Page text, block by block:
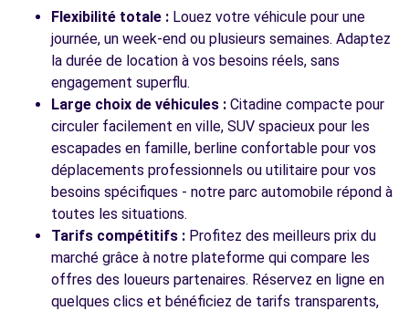
Voir toutes les agences
Flexibilité totale : Louez votre véhicule pour une
journée, un week-end ou plusieurs semaines. Adaptez
la durée de location à vos besoins réels, sans
engagement superflu.
Large choix de véhicules : Citadine compacte pour
circuler facilement en ville, SUV spacieux pour les
escapades en famille, berline confortable pour vos
déplacements professionnels ou utilitaire pour vos
besoins spécifiques - notre parc automobile répond à
toutes les situations.
Tarifs compétitifs : Profitez des meilleurs prix du
marché grâce à notre plateforme qui compare les
offres des loueurs partenaires. Réservez en ligne en
quelques clics et bénéficiez de tarifs transparents,